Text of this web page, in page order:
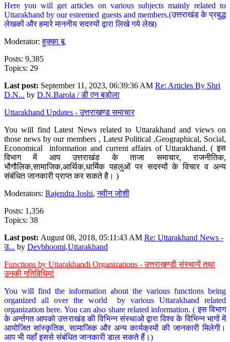
Here you will get articles on various subjects mainly related to
Uttarakhand by our esteemed guests and members.(उत्तराखंड के प्रबुद्ध
लेखकों और हमारे माननीय सदस्यों द्वारा लिखे गये लेख)
Moderator:हुक्का बू
Posts: 9,385
Topics: 29
Last post: September 11, 2023, 06:39:36 AM Re: Articles By Shri
D.N... by D.N.Barola / डी एन बड़ोला
Uttarakhand Updates - उत्तराखण्ड समाचार
You will find Latest News related to Uttarakhand and views on
those news by our members , Latest Political ,Geographical, Social,
Economical information and current affairs of Uttarakhand. ( इस
विभाग में आप उत्तराखंड के ताजा समाचार, राजनीतिक,
भौगौलिक,सामाजिक,आर्थिक,धार्मिक पहलुओं पर सदस्यों के विचार व अन्य
संबंधित जानकारी प्राप्त कर सकते है। )
Moderators: Rajendra Joshi,नवीन जोशी
Posts: 1,356
Topics: 38
Last post: August 08, 2018, 05:11:43 AM Re: Uttarakhand News -
उ... by Devbhoomi,Uttarakhand
Functions by Uttarakhandi Organizations - उत्तराखण्डी संस्थायें तथा
उनकी गतिविधियां
You will find the information about the various functions being
organized all over the world by various Uttarakhand related
organization here. You can also share related information. ( इस विभाग
के अर्न्तगत आपको उत्तराखंड की विभिन्न संस्थाओ द्वारा विश्व के विभिन्न भागों में
आयोजित सांस्कृतिक, सामाजिक और अन्य कार्यक्रमों की जानकारी मिलेगी।
आप भी यहाँ इससे संबंधित जानकारी डाल सकते हैं।)